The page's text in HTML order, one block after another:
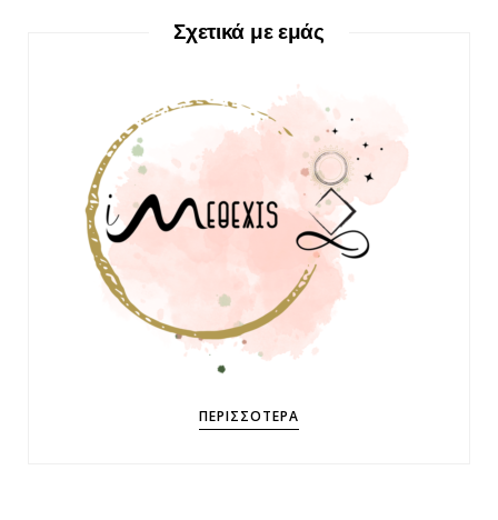
Σχετικά με εμάς
ΠΕΡΙΣΣΌΤΕΡΑ